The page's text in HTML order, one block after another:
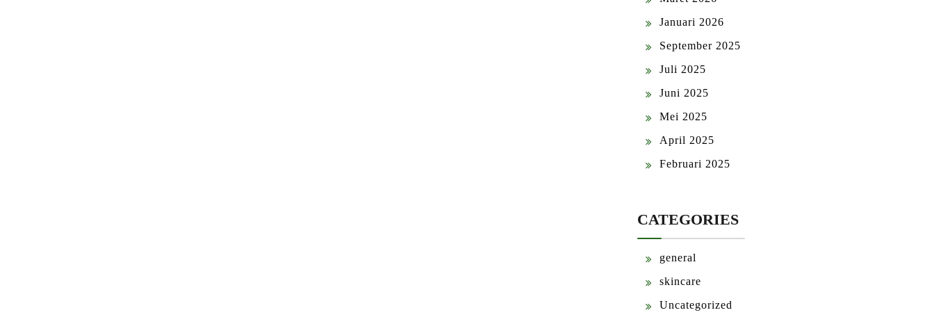
Januari 2026
September 2025
Juli 2025
Juni 2025
Mei 2025
April 2025
Februari 2025
CATEGORIES
general
skincare
Uncategorized